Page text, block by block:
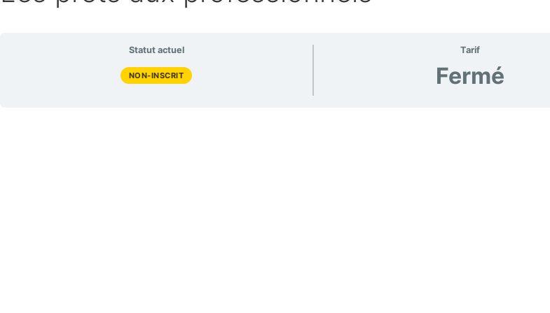
Statut actuel
NON-INSCRIT
Tarif
Fermé